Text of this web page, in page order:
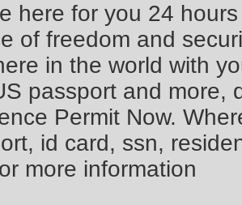
here for you 24
of freedom and
in the world with
passport and more,
Permit Now.
id card, ssn,
more information